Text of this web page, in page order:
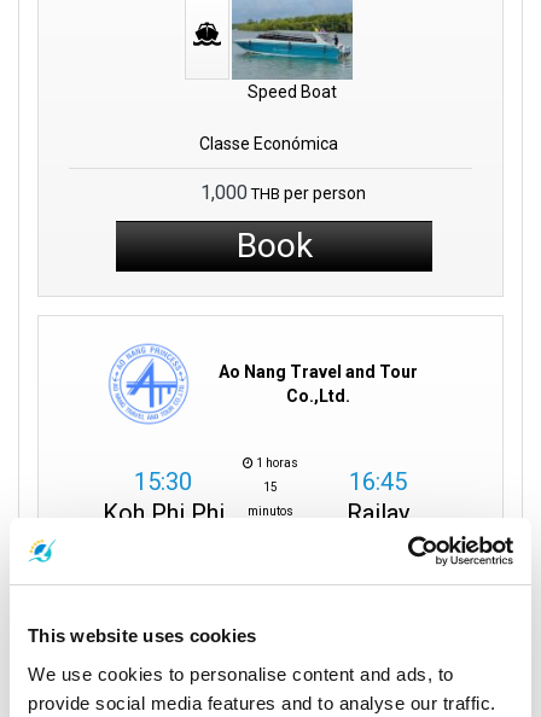
This website uses cookies
We use cookies to personalise content and ads, to
provide social media features and to analyse our traffic.
Speed Boat
Classe Económica
1,000 THB per person
Book
Ao Nang Travel and Tour
Co.,Ltd.
15:30
Koh Phi Phi
1 horas
15
minutos
16:45
Railay
Baía de Railay